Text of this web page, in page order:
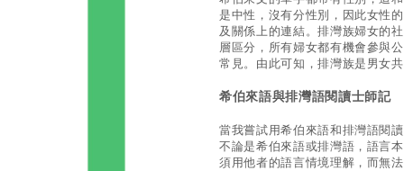
是中性，沒有分性別，因此女性
及關係上的連結。排灣族婦女的
層區分，所有婦女都有機會參與
常見。由此可知，排灣族是男女
希伯來語與排灣語閱讀士師記
當我嘗試用希伯來語和排灣語閱
不論是希伯來語或排灣語，語言
須用他者的語言情境理解，而無